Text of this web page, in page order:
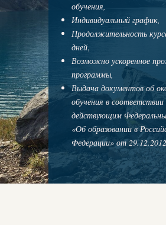
обучения,
Индивидуальный график,
Продолжительность
дней,
Возможно ускоренное
программы,
Выдача документов об
обучения в соответствии
действующим
«Об образовании в
Федерации» от